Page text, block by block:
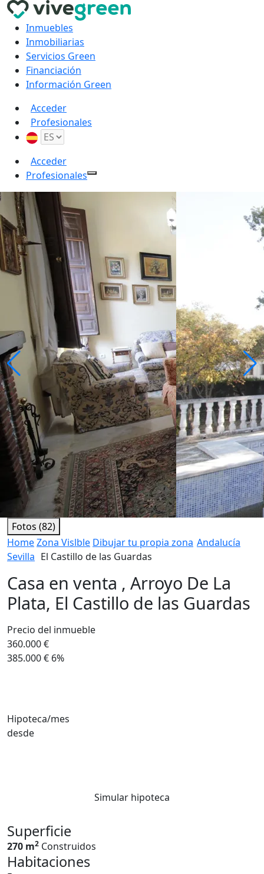
Inmuebles
Inmobiliarias
Servicios Green
Financiación
Información Green
Acceder
Profesionales
Acceder
Profesionales
Fotos (82)
HomeZona Vislble Dibujar tu propia zona Andalucía
Sevilla El Castillo de las Guardas
Casa en venta , Arroyo De La
Plata, El Castillo de las Guardas
Precio del inmueble
360.000 €
385.000 € 6%
Hipoteca/mes
desde
Simular hipoteca
Superficie
270 m2 Construidos
Habitaciones